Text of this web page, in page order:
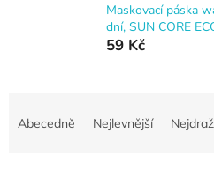
Maskovací páska
dní, SUN CORE
59 Kč
Abecedně Nejlevnější